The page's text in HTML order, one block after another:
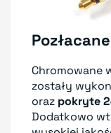
Chromowane
zostały
oraz pokryte
Dodatkowo